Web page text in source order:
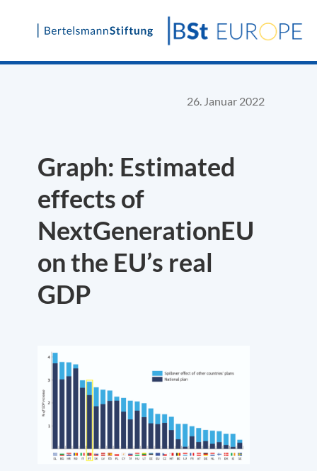
Skip
26. Januar 2022
Graph: Estimated
effects of
NextGenerationEU
on the EU’s real
GDP